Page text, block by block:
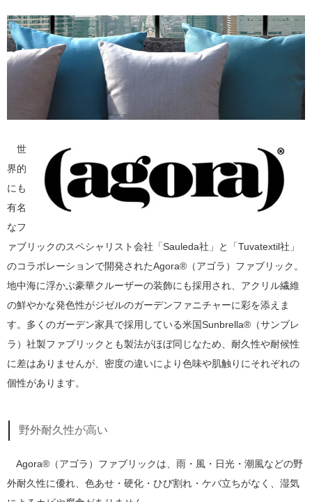
世
界的
にも
有名
なフ
ァブリックのスペシャリスト会社「Sauleda社」と「Tuvatextil社」
のコラボレーションで開発されたAgora®（アゴラ）ファブリック。
地中海に浮かぶ豪華クルーザーの装飾にも採用され、アクリル繊維
の鮮やかな発色性がジゼルのガーデンファニチャーに彩を添えま
す。多くのガーデン家具で採用している米国Sunbrella®（サンブレ
ラ）社製ファブリックとも製法がほぼ同じなため、耐久性や耐候性
に差はありませんが、密度の違いにより色味や肌触りにそれぞれの
個性があります。
野外耐久性が高い
Agora®（アゴラ）ファブリックは、雨・風・日光・潮風などの野
外耐久性に優れ、色あせ・硬化・ひび割れ・ケバ立ちがなく、湿気